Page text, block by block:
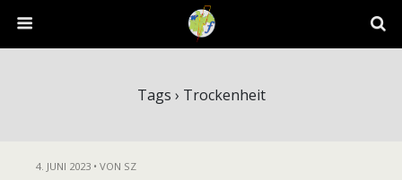
Tags › Trockenheit
4. JUNI 2023 • VON SZ